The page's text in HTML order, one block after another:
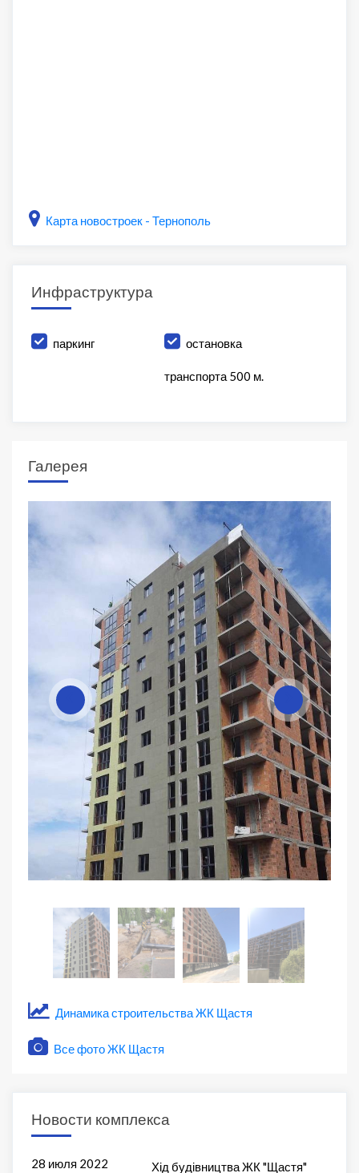
Карта новостроек - Тернополь
Инфраструктура
паркинг остановка
транспорта 500 м.
Галерея
Динамика строительства ЖК Щастя
Все фото ЖК Щастя
Новости комплекса
28 июля 2022 Хід будівництва ЖК "Щастя"